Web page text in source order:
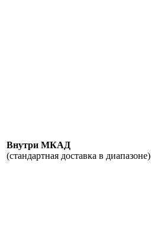
Внутри МКАД
(стандартная доставка в диапазоне)